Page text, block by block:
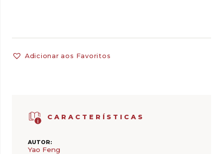
CARACTERÍSTICAS
AUTOR:
Yao Feng
Adicionar aos Favoritos